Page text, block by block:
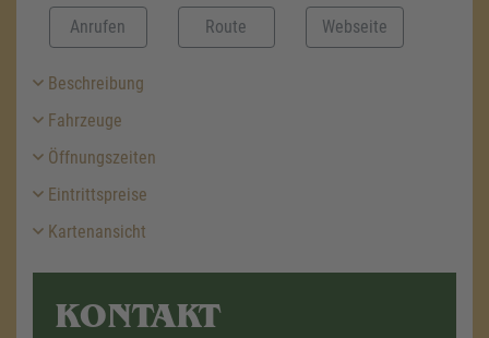
Anrufen Route Webseite
Beschreibung
Fahrzeuge
Öffnungszeiten
Eintrittspreise
Kartenansicht
KONTAKT